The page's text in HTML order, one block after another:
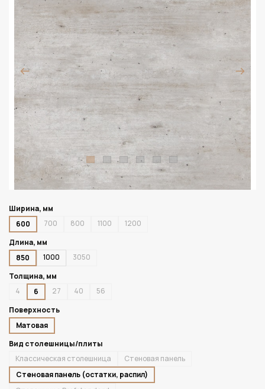
Ширина, мм
600
700 800 1100
1200
Длина, мм
850
1000
3050
Толщина, мм
4
6 27 40
56
Поверхность
Матовая
Вид столешницы/плиты
Классическая столешница
Стеновая панель
Стеновая панель (остатки, распил)